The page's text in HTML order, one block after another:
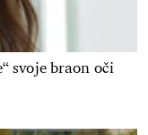
svoje braon oči